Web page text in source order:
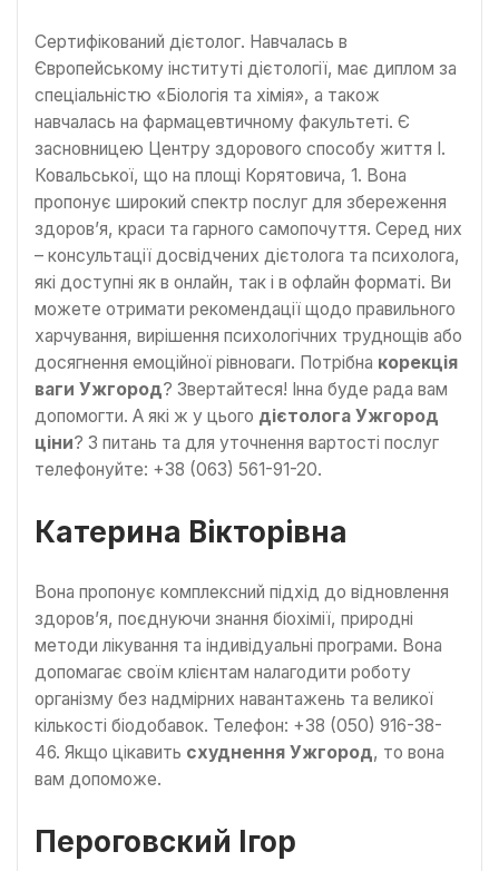
Сертифікований дієтолог. Навчалась в
Європейському інституті дієтології, має диплом за
спеціальністю «Біологія та хімія», а також
навчалась на фармацевтичному факультеті. Є
засновницею Центру здорового способу життя І.
Ковальської, що на площі Корятовича, 1. Вона
пропонує широкий спектр послуг для збереження
здоров’я, краси та гарного самопочуття. Серед них
– консультації досвідчених дієтолога та психолога,
які доступні як в онлайн, так і в офлайн форматі. Ви
можете отримати рекомендації щодо правильного
харчування, вирішення психологічних труднощів або
досягнення емоційної рівноваги. Потрібна корекція
ваги Ужгород? Звертайтеся! Інна буде рада вам
допомогти. А які ж у цього дієтолога Ужгород
ціни? З питань та для уточнення вартості послуг
телефонуйте: +38 (063) 561-91-20.
Катерина Вікторівна
Вона пропонує комплексний підхід до відновлення
здоров’я, поєднуючи знання біохімії, природні
методи лікування та індивідуальні програми. Вона
допомагає своїм клієнтам налагодити роботу
організму без надмірних навантажень та великої
кількості біодобавок. Телефон: +38 (050) 916-38-
46. Якщо цікавить схуднення Ужгород, то вона
вам допоможе.
Пероговский Ігор